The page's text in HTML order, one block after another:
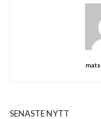
SENASTE NYTT